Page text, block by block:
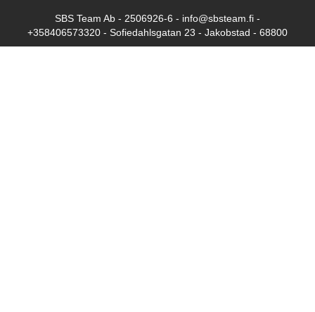
SBS Team Ab - 2506926-6 - info@sbsteam.fi -
+358406573320 - Sofiedahlsgatan 23 - Jakobstad - 68800